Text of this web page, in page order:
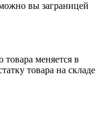
вы заграницей
товара меняется в
товара на складе